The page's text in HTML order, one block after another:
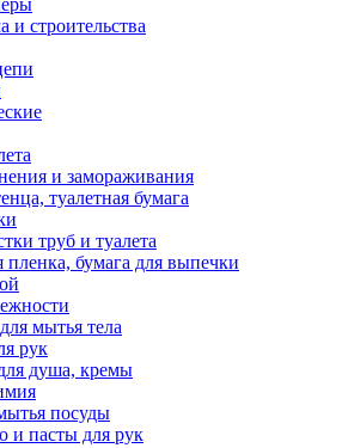
и строительства
и замораживания
туалетная бумага
труб и туалета
бумага для выпечки
мытья тела
рук
душа, кремы
посуды
и пасты для рук